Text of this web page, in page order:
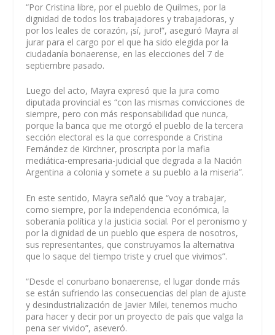
“Por Cristina libre, por el pueblo de Quilmes, por la
dignidad de todos los trabajadores y trabajadoras, y
por los leales de corazón, ¡sí, juro!”, aseguró Mayra al
jurar para el cargo por el que ha sido elegida por la
ciudadanía bonaerense, en las elecciones del 7 de
septiembre pasado.
Luego del acto, Mayra expresó que la jura como
diputada provincial es “con las mismas convicciones de
siempre, pero con más responsabilidad que nunca,
porque la banca que me otorgó el pueblo de la tercera
sección electoral es la que corresponde a Cristina
Fernández de Kirchner, proscripta por la mafia
mediática-empresaria-judicial que degrada a la Nación
Argentina a colonia y somete a su pueblo a la miseria”.
En este sentido, Mayra señaló que “voy a trabajar,
como siempre, por la independencia económica, la
soberanía política y la justicia social. Por el peronismo y
por la dignidad de un pueblo que espera de nosotros,
sus representantes, que construyamos la alternativa
que lo saque del tiempo triste y cruel que vivimos”.
“Desde el conurbano bonaerense, el lugar donde más
se están sufriendo las consecuencias del plan de ajuste
y desindustrialización de Javier Milei, tenemos mucho
para hacer y decir por un proyecto de país que valga la
pena ser vivido”, aseveró.